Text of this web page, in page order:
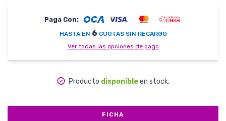
Paga Con:
HASTA EN 6 CUOTAS SIN RECARGO
Ver todas las opciones de pago
Producto disponibleen stock.
FICHA